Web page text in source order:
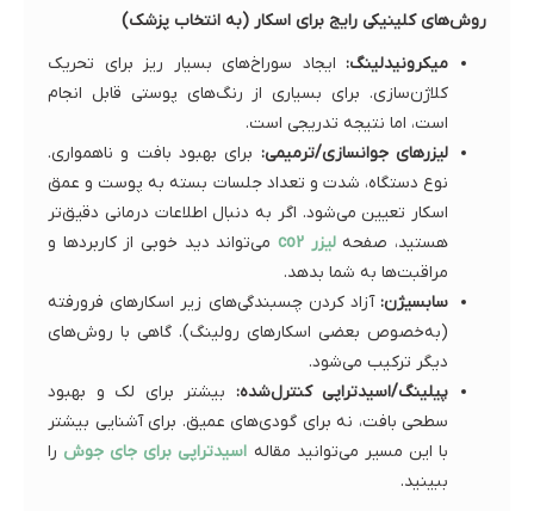
روش‌های کلینیکی رایج برای اسکار (به انتخاب پزشک)
میکرونیدلینگ: ایجاد سوراخ‌های بسیار ریز برای تحریک
کلاژن‌سازی. برای بسیاری از رنگ‌های پوستی قابل انجام
است، اما نتیجه تدریجی است.
لیزرهای جوانسازی/ترمیمی: برای بهبود بافت و ناهمواری.
نوع دستگاه، شدت و تعداد جلسات بسته به پوست و عمق
اسکار تعیین می‌شود. اگر به دنبال اطلاعات درمانی دقیق‌تر
هستید، صفحهلیزر co2
می‌تواند دید خوبی از کاربردها و
مراقبت‌ها به شما بدهد.
سابسیژن: آزاد کردن چسبندگی‌های زیر اسکارهای فرورفته
(به‌خصوص بعضی اسکارهای رولینگ). گاهی با روش‌های
دیگر ترکیب می‌شود.
پیلینگ/اسیدتراپی کنترل‌شده: بیشتر برای لک و بهبود
سطحی بافت، نه برای گودی‌های عمیق. برای آشنایی بیشتر
با این مسیر می‌توانید مقاله اسیدتراپی برای جای جوش را
ببینید.